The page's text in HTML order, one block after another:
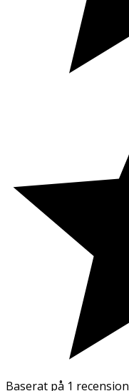
Baserat på 1 recension